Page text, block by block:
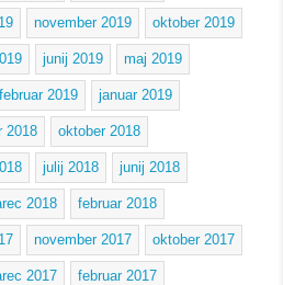
november 2019 oktober 2019
junij 2019 maj 2019
februar 2019 januar 2019
2018 oktober 2018
julij 2018 junij 2018
2018 februar 2018
november 2017 oktober 2017
2017 februar 2017